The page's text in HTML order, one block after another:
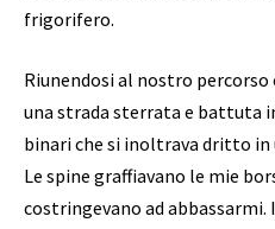
frigorifero.
Riunendosi al nostro
una strada sterrata e battuta
binari che si inoltrava dritto
Le spine graffiavano le mie
costringevano ad abbassarmi.